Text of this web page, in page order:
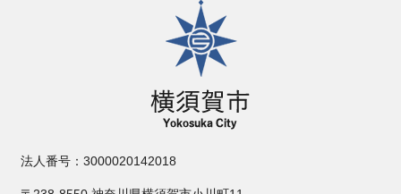
横須賀市
法人番号：3000020142018